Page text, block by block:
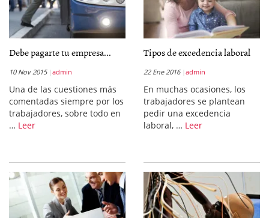
Debe pagarte tu empresa...
10 Nov 2015 admin
Una de las cuestiones más
comentadas siempre por los
trabajadores, sobre todo en
… Leer
Tipos de excedencia laboral
22 Ene 2016 admin
En muchas ocasiones, los
trabajadores se plantean
pedir una excedencia
laboral, … Leer